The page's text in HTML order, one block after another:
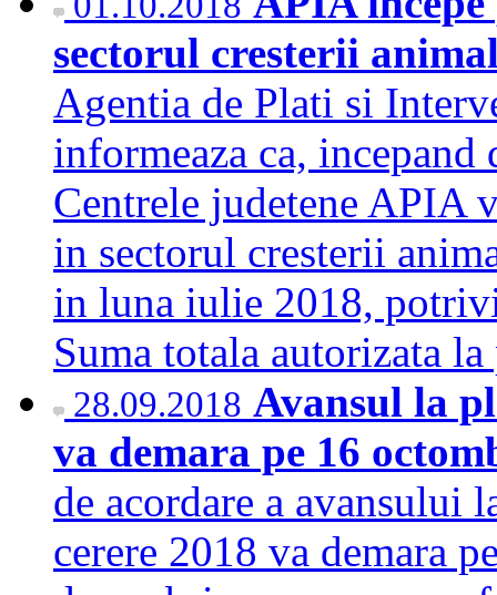
sectorul cresterii
Agentia de Plati si
informeaza ca,
Centrele judetene APIA
in sectorul cresterii
in luna iulie 2018,
Suma totala autorizata
28.09.2018 Avansul la
va demara pe 16
de acordare a avansului
cerere 2018 va demara